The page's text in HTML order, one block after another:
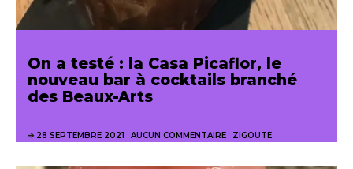
On a testé : la Casa Picaflor, le
nouveau bar à cocktails branché
des Beaux-Arts
28 SEPTEMBRE 2021 AUCUN COMMENTAIRE ZIGOUTE